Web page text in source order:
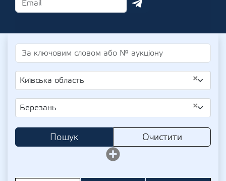
×
Київська область
×
Березань
Пошук Очистити